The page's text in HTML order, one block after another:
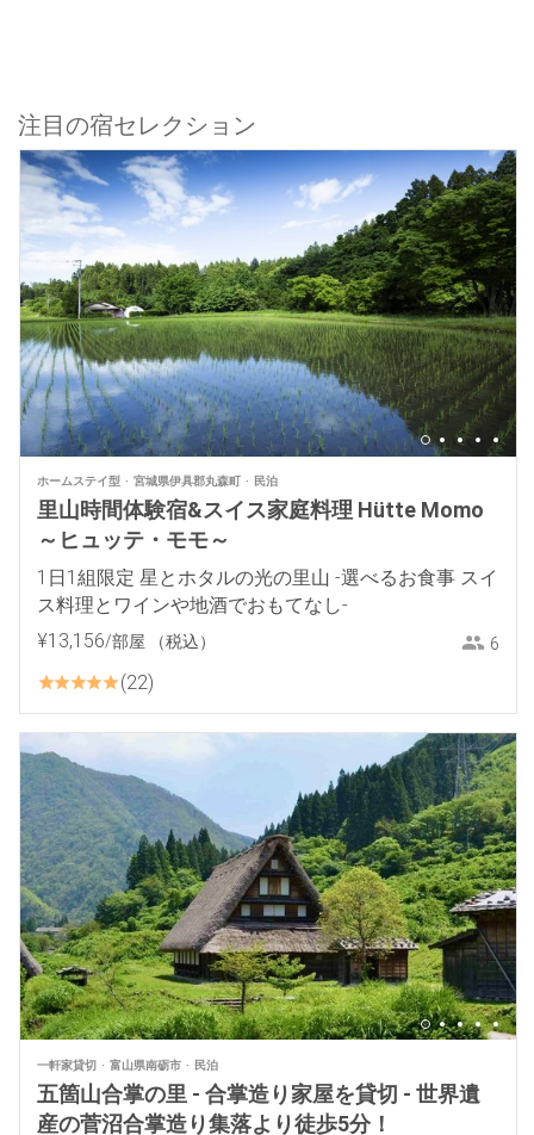
注目の宿セレクション
ホームステイ型 宮城県伊具郡丸森町 民泊
里山時間体験宿&スイス家庭料理 Hütte Momo
～ヒュッテ・モモ～
1日1組限定 星とホタルの光の里山 -選べるお食事 スイ
ス料理とワインや地酒でおもてなし-
¥13,156/部屋 （税込） 6
22
一軒家貸切 富山県南砺市 民泊
五箇山合掌の里 - 合掌造り家屋を貸切 - 世界遺
産の菅沼合掌造り集落より徒歩5分！